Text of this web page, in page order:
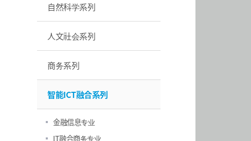
自然科学系列
人文社会系列
商务系列
智能ICT融合系列
金融信息专业
IT融合商务专业